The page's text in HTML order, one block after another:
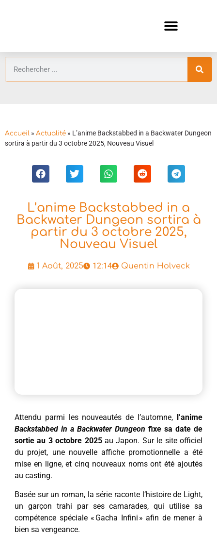
Accueil » Actualité » L’anime Backstabbed in a Backwater Dungeon
sortira à partir du 3 octobre 2025, Nouveau Visuel
L’anime Backstabbed in a
Backwater Dungeon sortira à
partir du 3 octobre 2025,
Nouveau Visuel
1 Août, 2025 12:14 Quentin Holveck
Attendu parmi les nouveautés de l’automne, l’anime
Backstabbed in a Backwater Dungeon fixe sa date de
sortie au 3 octobre 2025au Japon. Sur le site officiel
du projet, une nouvelle affiche promotionnelle a été
mise en ligne, et cinq nouveaux noms ont été ajoutés
au casting.
Basée sur un roman, la série raconte l’histoire de Light,
un garçon trahi par ses camarades, qui utilise sa
compétence spéciale « Gacha Infini » afin de mener à
bien sa vengeance.